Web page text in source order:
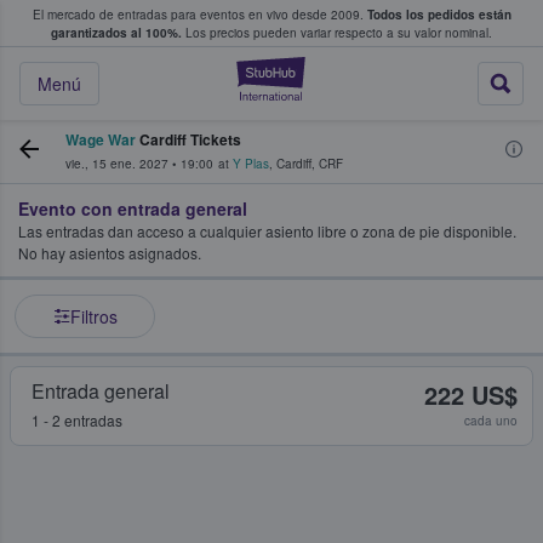
El mercado de entradas para eventos en vivo desde 2009. Todos los pedidos están
garantizados al 100%. Los precios pueden variar respecto a su valor nominal.
StubHub:
Menú
y venta de entradas entre fans
Wage WarCardiff Tickets
vie., 15 ene. 2027 • 19:00 at Y Plas, Cardiff, CRF
Evento con entrada general
Las entradas dan acceso a cualquier asiento libre o zona de pie disponible.
No hay asientos asignados.
Filtros
Entrada general
1 - 2 entradas
222 US$
cada uno